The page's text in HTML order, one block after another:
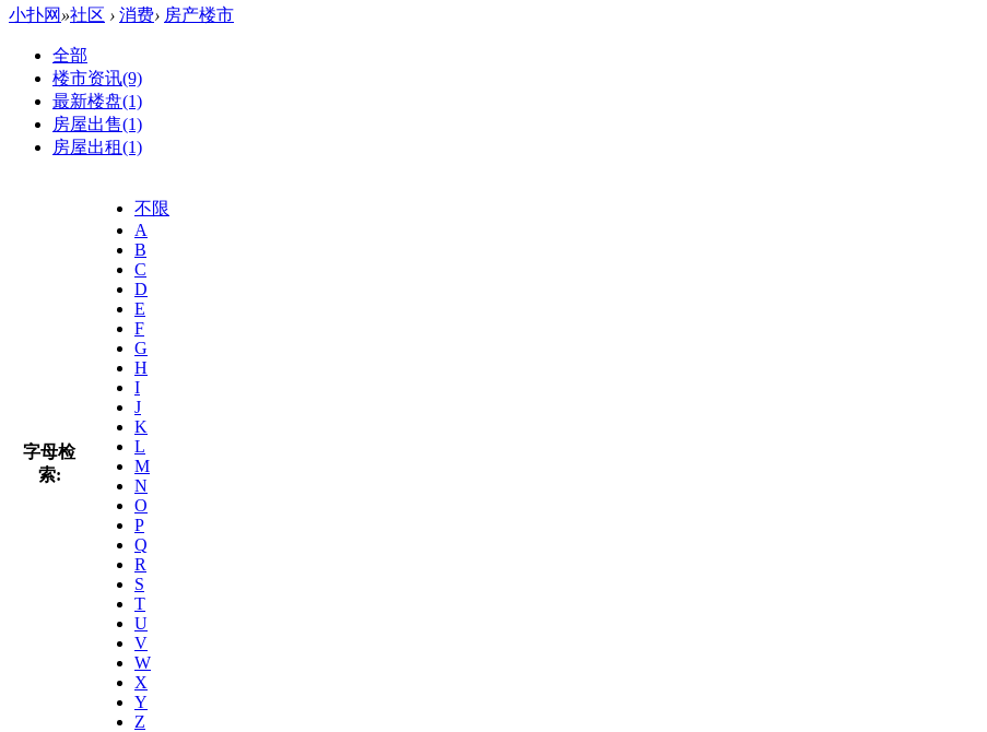
小扑网 »社区 › 消费› 房产楼市
全部
楼市资讯(9)
最新楼盘(1)
房屋出售(1)
房屋出租(1)
字母检
索:
不限
A
B
C
D
E
F
G
H
I
J
K
L
M
N
O
P
Q
R
S
T
U
V
W
X
Y
Z